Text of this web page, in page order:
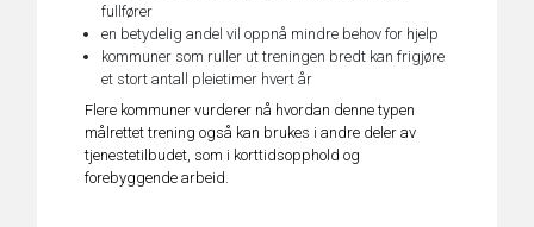
fullfører
en betydelig andel vil oppnå mindre behov for hjelp
kommuner som ruller ut treningen bredt kan frigjøre
et stort antall pleietimer hvert år
Flere kommuner vurderer nå hvordan denne typen
målrettet trening også kan brukes i andre deler av
tjenestetilbudet, som i korttidsopphold og
forebyggende arbeid.